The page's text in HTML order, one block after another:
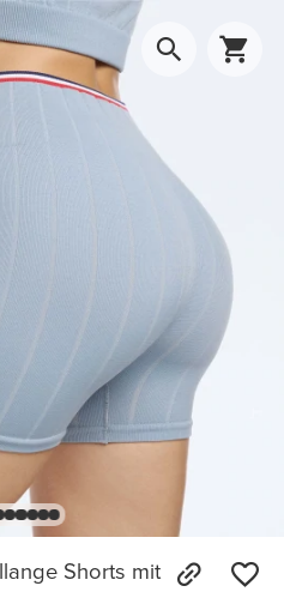
Shorts mit